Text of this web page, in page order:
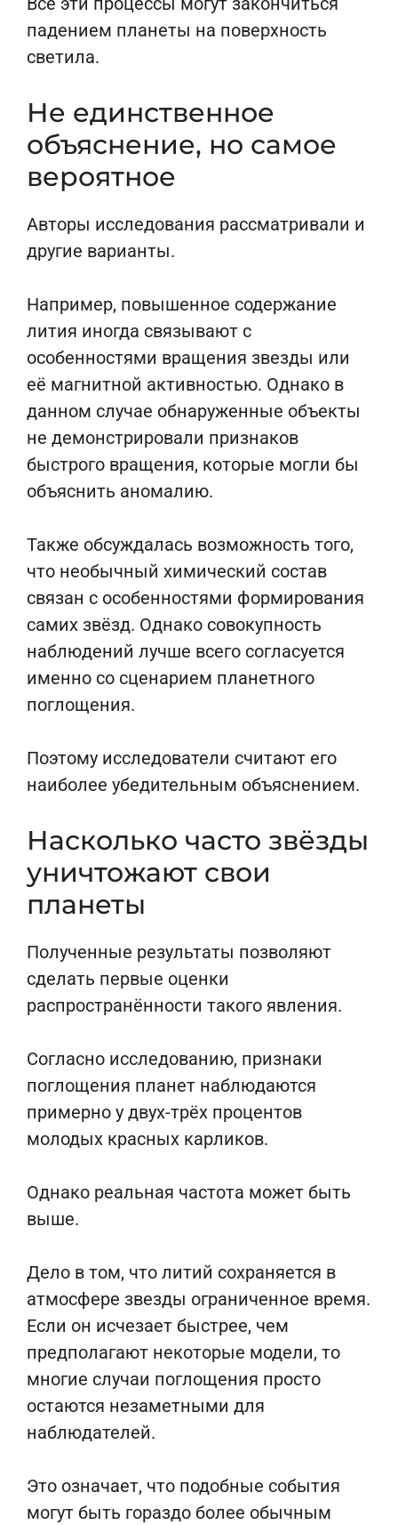
падением планеты на поверхность
светила.
Не единственное
объяснение, но самое
вероятное
Авторы исследования рассматривали и
другие варианты.
Например, повышенное содержание
лития иногда связывают с
особенностями вращения звезды или
её магнитной активностью. Однако в
данном случае обнаруженные объекты
не демонстрировали признаков
быстрого вращения, которые могли бы
объяснить аномалию.
Также обсуждалась возможность того,
что необычный химический состав
связан с особенностями формирования
самих звёзд. Однако совокупность
наблюдений лучше всего согласуется
именно со сценарием планетного
поглощения.
Поэтому исследователи считают его
наиболее убедительным объяснением.
Насколько часто звёзды
уничтожают свои
планеты
Полученные результаты позволяют
сделать первые оценки
распространённости такого явления.
Согласно исследованию, признаки
поглощения планет наблюдаются
примерно у двух-трёх процентов
молодых красных карликов.
Однако реальная частота может быть
выше.
Дело в том, что литий сохраняется в
атмосфере звезды ограниченное время.
Если он исчезает быстрее, чем
предполагают некоторые модели, то
многие случаи поглощения просто
остаются незаметными для
наблюдателей.
Это означает, что подобные события
могут быть гораздо более обычным